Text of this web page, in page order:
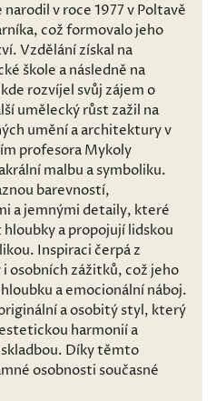
v roce 1977 v Poltavě
což formovalo jeho
Vzdělání získal na
škole a následně na
rozvíjel svůj zájem o
umělecký růst zažil na
umění a architektury v
profesora Mykoly
malbu a symboliku.
barevností,
a jemnými detaily, které
a propojují lidskou
Inspiraci čerpá z
osobních zážitků, což jeho
a emocionální náboj.
a osobitý styl, který
harmonií a
Díky těmto
osobnosti současné